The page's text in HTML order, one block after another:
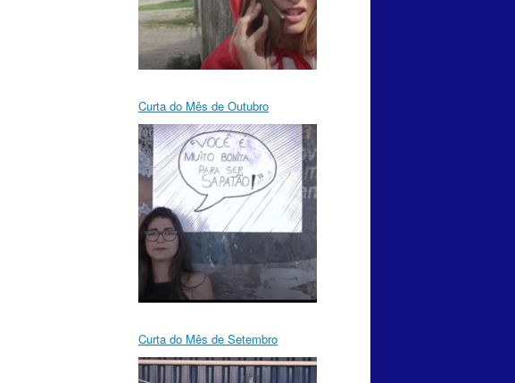
Curta do Mês de Outubro
Curta do Mês de Setembro